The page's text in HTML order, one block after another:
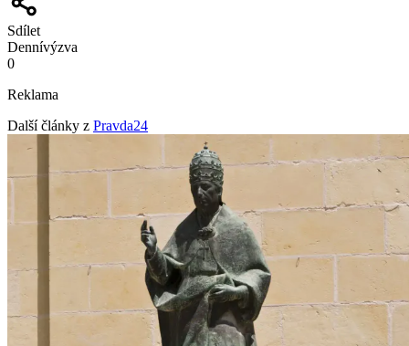
Sdílet
Dennívýzva
0
Reklama
Další články z Pravda24